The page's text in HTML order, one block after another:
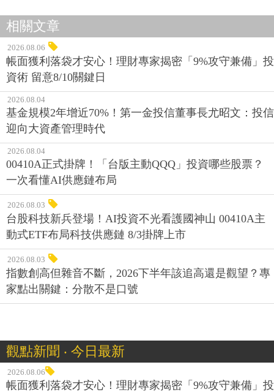
相關文章
2026.08.06
帳面獲利落袋才安心！理財專家揭密「9%攻守兼備」投
資術 留意8/10關鍵日
2026.08.04
基金規模2年增近70%！第一金投信董事長尤昭文：投信
迎向大資產管理時代
2026.08.04
00410A正式掛牌！「台版主動QQQ」投資哪些股票？
一次看懂AI供應鏈布局
2026.08.03
台股科技新兵登場！AI投資不光看護國神山 00410A主
動式ETF布局科技供應鏈 8/3掛牌上市
2026.08.03
指數創高但雜音不斷，2026下半年該追高還是觀望？專
家點出關鍵：分散不是口號
觀點新聞 ‧ 今日最新
2026.08.06
帳面獲利落袋才安心！理財專家揭密「9%攻守兼備」投